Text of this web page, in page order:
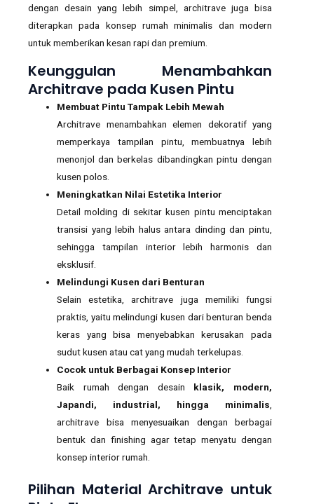
dengan desain yang lebih simpel, architrave juga bisa
diterapkan pada konsep rumah minimalis dan modern
untuk memberikan kesan rapi dan premium.
Keunggulan Menambahkan
Architrave pada Kusen Pintu
Membuat Pintu Tampak Lebih Mewah
Architrave menambahkan elemen dekoratif yang
memperkaya tampilan pintu, membuatnya lebih
menonjol dan berkelas dibandingkan pintu dengan
kusen polos.
Meningkatkan Nilai Estetika Interior
Detail molding di sekitar kusen pintu menciptakan
transisi yang lebih halus antara dinding dan pintu,
sehingga tampilan interior lebih harmonis dan
eksklusif.
Melindungi Kusen dari Benturan
Selain estetika, architrave juga memiliki fungsi
praktis, yaitu melindungi kusen dari benturan benda
keras yang bisa menyebabkan kerusakan pada
sudut kusen atau cat yang mudah terkelupas.
Cocok untuk Berbagai Konsep Interior
Baik rumah dengan desain klasik, modern,
Japandi, industrial, hingga minimalis
architrave bisa menyesuaikan dengan berbagai
bentuk dan finishing agar tetap menyatu dengan
konsep interior rumah.
Pilihan Material Architrave untuk